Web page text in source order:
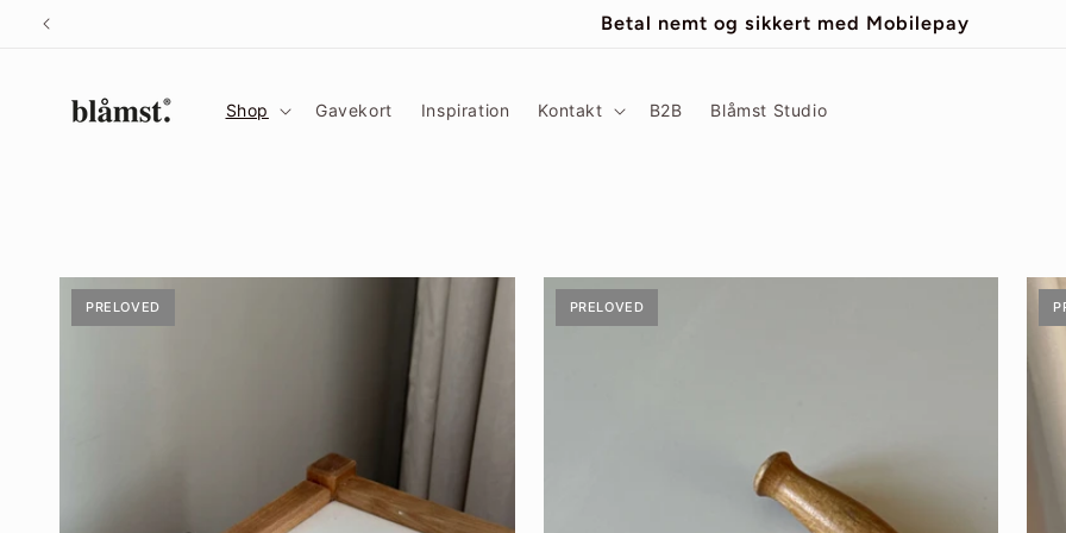
Gå til
indhold
Betal nemt og sikkert med Mobilepay
Shop Gavekort Inspiration Kontakt B2B Blåmst Studio
PRELOVED PRELOVED